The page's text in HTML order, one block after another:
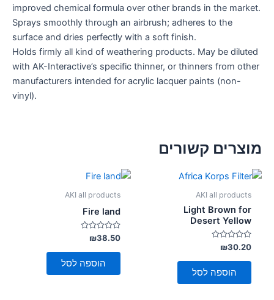
improved chemical formula over other brands in the market.
Sprays smoothly through an airbrush; adheres to the
surface and dries perfectly with a soft finish.
Holds firmly all kind of weathering products. May be diluted
with AK-Interactive’s specific thinner, or thinners from other
manufacturers intended for acrylic lacquer paints (non-
vinyl).
מוצרים קשורים
AKI all products
Light Brown for
Desert Yellow
דורג
0
מתוך
₪30.20
הוספה לסל
AKI all products
Fire land
דורג
0
מתוך
₪38.50
הוספה לסל